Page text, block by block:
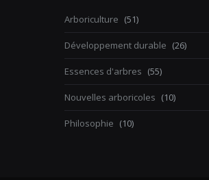
Arboriculture (51)
Développement durable (26)
Essences d'arbres (55)
Nouvelles arboricoles (10)
Philosophie (10)